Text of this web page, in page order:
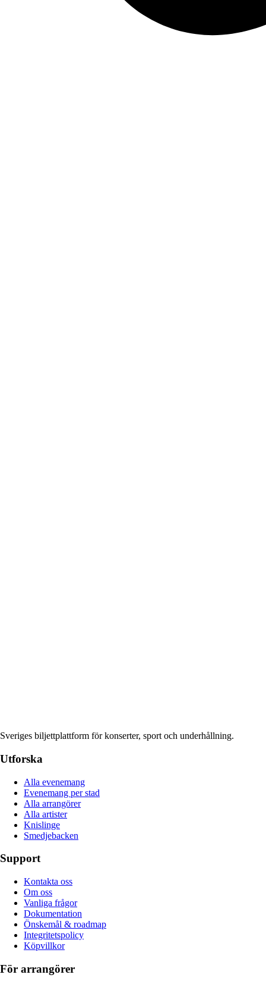
Sveriges biljettplattform för konserter, sport och underhållning.
Utforska
Alla evenemang
Evenemang per stad
Alla arrangörer
Alla artister
Knislinge
Smedjebacken
Support
Kontakta oss
Om oss
Vanliga frågor
Dokumentation
Önskemål & roadmap
Integritetspolicy
Köpvillkor
För arrangörer